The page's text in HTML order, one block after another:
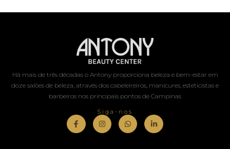
Há mais de três décadas o Antony proporciona beleza e bem-estar em
doze salões de beleza, através dos cabeleireiros, manicures, esteticistas e
barbeiros nos principais pontos de Campinas
Siga-nos